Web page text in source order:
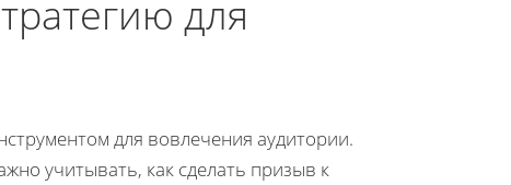
для
для вовлечения аудитории.
учитывать, как сделать призыв к